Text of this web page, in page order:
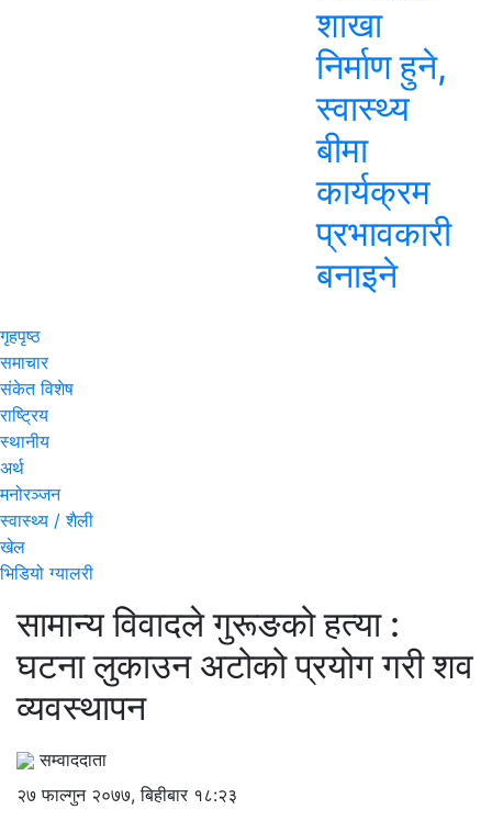
शाखा
निर्माण हुने,
स्वास्थ्य
बीमा
कार्यक्रम
प्रभावकारी
बनाइने
गृहपृष्ठ
समाचार
संकेत विशेष
राष्ट्रिय
स्थानीय
अर्थ
मनोरञ्जन
स्वास्थ्य / शैली
खेल
भिडियो ग्यालरी
सामान्य विवादले गुरूङको हत्या :
घटना लुकाउन अटोको प्रयोग गरी शव
व्यवस्थापन
सम्वाददाता
२७ फाल्गुन २०७७, बिहीबार १८:२३